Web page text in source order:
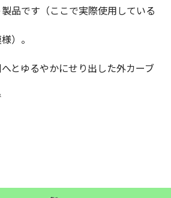
品です（ここで実際使用している
）。
とゆるやかにせり出した外カーブ